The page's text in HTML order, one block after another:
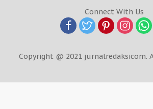
Connect With Us
Copyright @ 2021 jurnalredaksicom.